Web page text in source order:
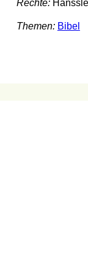
Rechte:
Themen: Bibel